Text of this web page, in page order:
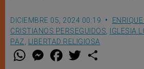
DICIEMBRE 05, 2024 00:19
CRISTIANOS PERSEGUIDOS
IGLESIA
PAZ
LIBERTAD RELIGIOSA
W M
e
F
a w